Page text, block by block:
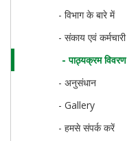
- विभाग के बारे में
- संकाय एवं कर्मचारी
- पाठ्यक्रम विवरण
- अनुसंधान
- Gallery
- हमसे संपर्क करें